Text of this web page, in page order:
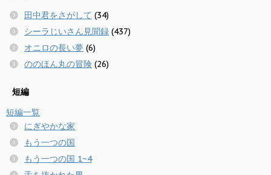
田中君をさがして (34)
シーラじいさん見聞録 (437)
オニロの長い夢 (6)
ののほん丸の冒険 (26)
短編
短編一覧
にぎやかな家
もう一つの国
もう一つの国 1~4